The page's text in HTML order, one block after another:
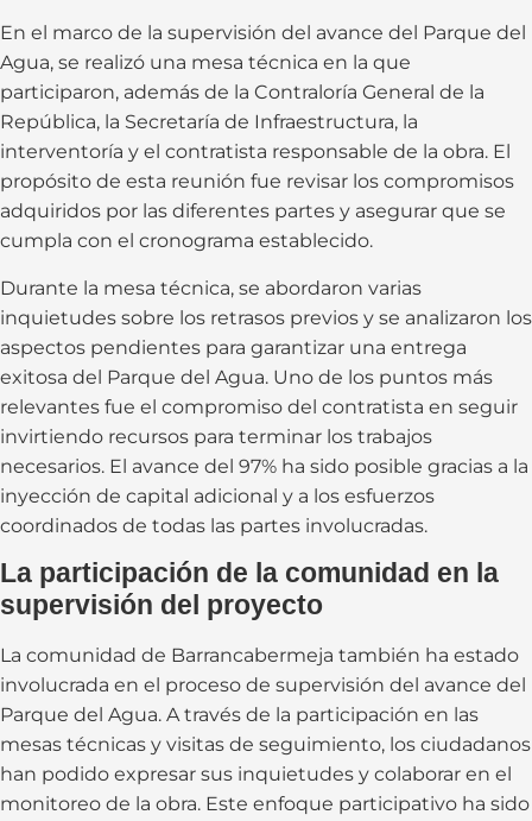
En el marco de la supervisión del avance del Parque del
Agua, se realizó una mesa técnica en la que
participaron, además de la Contraloría General de la
República, la Secretaría de Infraestructura, la
interventoría y el contratista responsable de la obra. El
propósito de esta reunión fue revisar los compromisos
adquiridos por las diferentes partes y asegurar que se
cumpla con el cronograma establecido.
Durante la mesa técnica, se abordaron varias
inquietudes sobre los retrasos previos y se analizaron los
aspectos pendientes para garantizar una entrega
exitosa del Parque del Agua. Uno de los puntos más
relevantes fue el compromiso del contratista en seguir
invirtiendo recursos para terminar los trabajos
necesarios. El avance del 97% ha sido posible gracias a la
inyección de capital adicional y a los esfuerzos
coordinados de todas las partes involucradas.
La participación de la comunidad en la
supervisión del proyecto
La comunidad de Barrancabermeja también ha estado
involucrada en el proceso de supervisión del avance del
Parque del Agua. A través de la participación en las
mesas técnicas y visitas de seguimiento, los ciudadanos
han podido expresar sus inquietudes y colaborar en el
monitoreo de la obra. Este enfoque participativo ha sido